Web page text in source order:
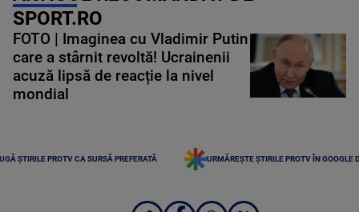
SPORT.RO
FOTO | Imaginea cu Vladimir Putin
care a stârnit revoltă! Ucrainenii
acuză lipsă de reacție la nivel
mondial
ȘTIRILE PROTV CA SURSĂ PREFERATĂ URMĂREȘTE ȘTIRILE PROTV ÎN GOOGLE